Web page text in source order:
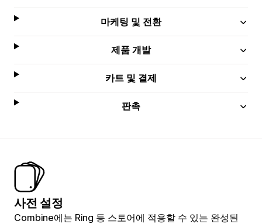
마케팅 및 전환
제품 개발
카트 및 결제
판촉
사전 설정
Combine에는 Ring 등 스토어에 적용할 수 있는 완성된